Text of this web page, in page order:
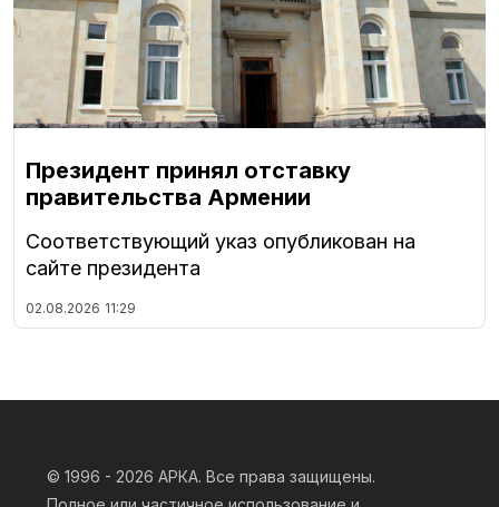
Президент принял отставку
правительства Армении
Соответствующий указ опубликован на
сайте президента
02.08.2026 11:29
© 1996 - 2026 АРКА. Все права защищены.